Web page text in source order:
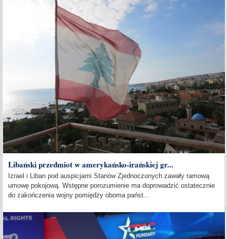
Libański przedmiot w amerykańsko-irańskiej gr...
Izrael i Liban pod auspicjami Stanów Zjednoczonych zawały ramową
umowę pokojową. Wstępne porozumienie ma doprowadzić ostatecznie
do zakończenia wojny pomiędzy oboma państ...